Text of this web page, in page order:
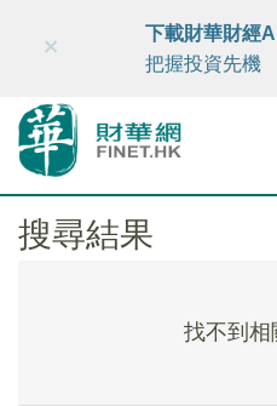
財華智庫網 FINTV
×
下載財華財經
把握投資先機
搜尋結果
找不到相